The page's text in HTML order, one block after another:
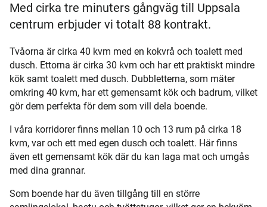
Med cirka tre minuters gångväg till Uppsala
centrum erbjuder vi totalt 88 kontrakt.
Tvåorna är cirka 40 kvm med en kokvrå och toalett med
dusch. Ettorna är cirka 30 kvm och har ett praktiskt mindre
kök samt toalett med dusch. Dubbletterna, som mäter
omkring 40 kvm, har ett gemensamt kök och badrum, vilket
gör dem perfekta för dem som vill dela boende.
I våra korridorer finns mellan 10 och 13 rum på cirka 18
kvm, var och ett med egen dusch och toalett. Här finns
även ett gemensamt kök där du kan laga mat och umgås
med dina grannar.
Som boende har du även tillgång till en större